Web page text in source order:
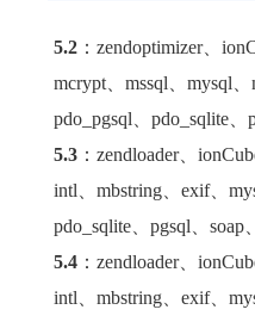
5.2 ：zendoptimizer、
mcrypt、mssql、mysql
pdo_pgsql、pdo_sqlite
5.3 ：zendloader、
intl、mbstring、exif、
pdo_sqlite、pgsql、
5.4 ：zendloader、
intl、mbstring、exif、